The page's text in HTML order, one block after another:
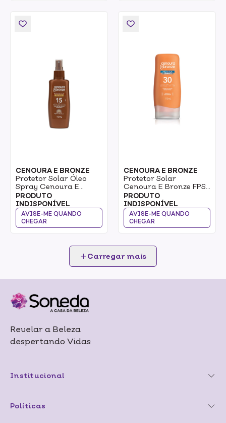
CENOURA E BRONZE
Protetor Solar Óleo
Spray Cenoura E
Bronze 15 FPS 110ml
PRODUTO
INDISPONÍVEL
AVISE-ME QUANDO
CHEGAR
CENOURA E BRONZE
Protetor Solar
Cenoura E Bronze FPS
30 110ml
PRODUTO
INDISPONÍVEL
AVISE-ME QUANDO
CHEGAR
Carregar mais
Revelar a Beleza
despertando Vidas
Institucional
Políticas